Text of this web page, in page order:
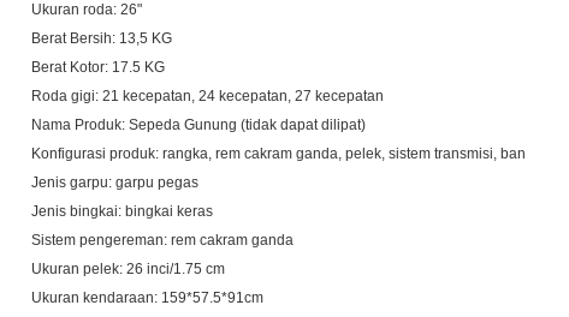
Ukuran roda: 26"
Berat Bersih: 13,5 KG
Berat Kotor: 17.5 KG
Roda gigi: 21 kecepatan, 24 kecepatan, 27 kecepatan
Nama Produk: Sepeda Gunung (tidak dapat dilipat)
Konfigurasi produk: rangka, rem cakram ganda, pelek, sistem transmisi, ban
Jenis garpu: garpu pegas
Jenis bingkai: bingkai keras
Sistem pengereman: rem cakram ganda
Ukuran pelek: 26 inci/1.75 cm
Ukuran kendaraan: 159*57.5*91cm